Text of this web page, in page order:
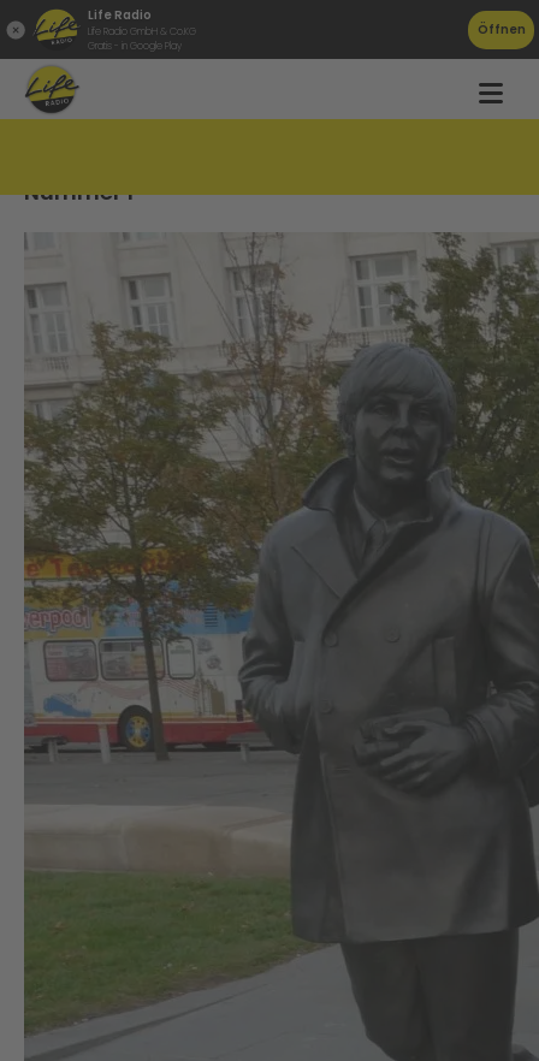
Life Radio
Life Radio GmbH & Co.KG
Gratis - in Google Play
Öffnen
Nummer 1